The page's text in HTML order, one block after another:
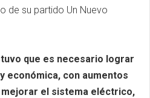
de su partido Un Nuevo
que es necesario lograr
económica, con aumentos
el sistema eléctrico,